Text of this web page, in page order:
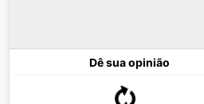
Dê sua opinião